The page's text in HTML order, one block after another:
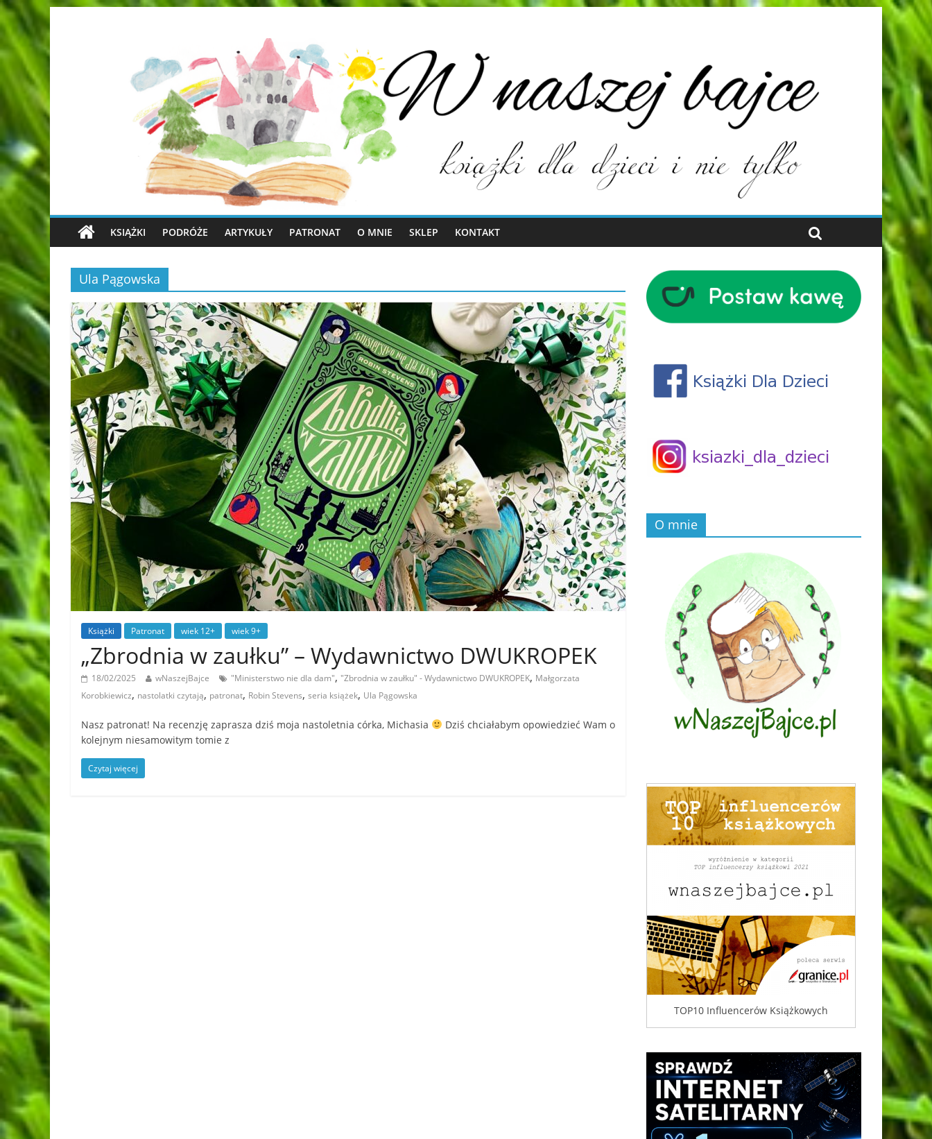
KSIĄŻKI PODRÓŻE ARTYKUŁY PATRONAT O MNIE SKLEP KONTAKT
Ula Pągowska
Książki Patronat wiek 12+ wiek 9+
„Zbrodnia w zaułku” – Wydawnictwo DWUKROPEK
18/02/2025 wNaszejBajce "Ministerstwo nie dla dam", "Zbrodnia w zaułku" - Wydawnictwo DWUKROPEK, Małgorzata
Korobkiewicz, nastolatki czytają, patronat, Robin Stevens, seria książek, Ula Pągowska
Nasz patronat! Na recenzję zaprasza dziś moja nastoletnia córka, Michasia
Dziś chciałabym opowiedzieć Wam o
kolejnym niesamowitym tomie z
Czytaj więcej
O mnie
TOP10 Influencerów Książkowych